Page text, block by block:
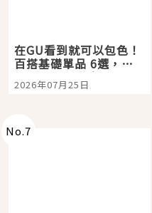
在GU看到就可以包色！
百搭基礎單品 6選，閉
眼全收也不心疼
2026年07月25日
No.7